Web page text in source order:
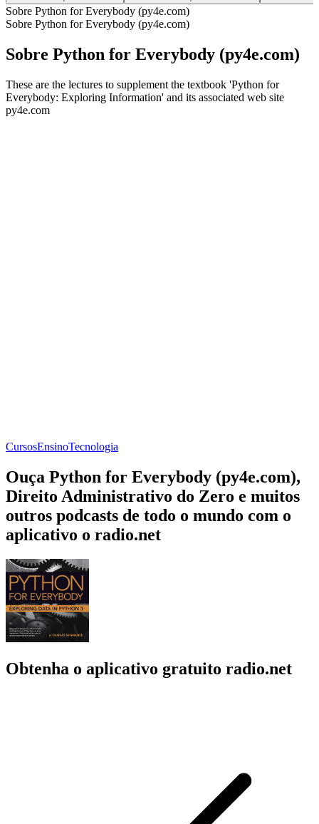
Sobre Python for Everybody (py4e.com)
Sobre Python for Everybody (py4e.com)
Sobre Python for Everybody (py4e.com)
These are the lectures to supplement the textbook 'Python for
Everybody: Exploring Information' and its associated web site
py4e.com
CursosEnsinoTecnologia
Ouça Python for Everybody (py4e.com),
Direito Administrativo do Zero e muitos
outros podcasts de todo o mundo com o
aplicativo o radio.net
Obtenha o aplicativo gratuito radio.net